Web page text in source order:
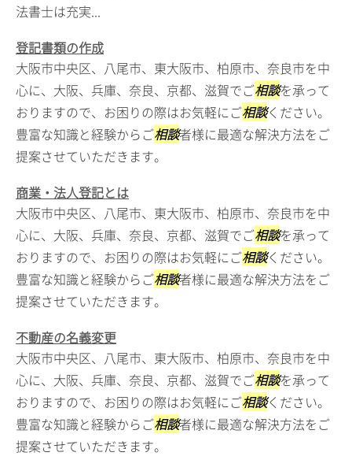
法書士は充実...
登記書類の作成
大阪市中央区、八尾市、東大阪市、柏原市、奈良市を中
心に、大阪、兵庫、奈良、京都、滋賀でご相談を承って
おりますので、お困りの際はお気軽にご相談ください。
豊富な知識と経験からご相談者様に最適な解決方法をご
提案させていただきます。
商業・法人登記とは
大阪市中央区、八尾市、東大阪市、柏原市、奈良市を中
心に、大阪、兵庫、奈良、京都、滋賀でご相談を承って
おりますので、お困りの際はお気軽にご相談ください。
豊富な知識と経験からご相談者様に最適な解決方法をご
提案させていただきます。
不動産の名義変更
大阪市中央区、八尾市、東大阪市、柏原市、奈良市を中
心に、大阪、兵庫、奈良、京都、滋賀でご相談を承って
おりますので、お困りの際はお気軽にご相談ください。
豊富な知識と経験からご相談者様に最適な解決方法をご
提案させていただきます。